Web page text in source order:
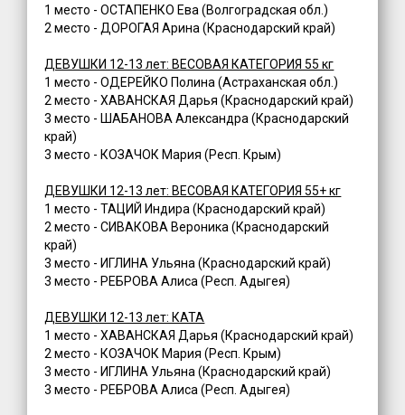
1 место - ОСТАПЕНКО Ева (Волгоградская обл.)
2 место - ДОРОГАЯ Арина (Краснодарский край)
ДЕВУШКИ 12-13 лет: ВЕСОВАЯ КАТЕГОРИЯ 55 кг
1 место - ОДЕРЕЙКО Полина (Астраханская обл.)
2 место - ХАВАНСКАЯ Дарья (Краснодарский край)
3 место - ШАБАНОВА Александра (Краснодарский
край)
3 место - КОЗАЧОК Мария (Респ. Крым)
ДЕВУШКИ 12-13 лет: ВЕСОВАЯ КАТЕГОРИЯ 55+ кг
1 место - ТАЦИЙ Индира (Краснодарский край)
2 место - СИВАКОВА Вероника (Краснодарский
край)
3 место - ИГЛИНА Ульяна (Краснодарский край)
3 место - РЕБРОВА Алиса (Респ. Адыгея)
ДЕВУШКИ 12-13 лет: КАТА
1 место - ХАВАНСКАЯ Дарья (Краснодарский край)
2 место - КОЗАЧОК Мария (Респ. Крым)
3 место - ИГЛИНА Ульяна (Краснодарский край)
3 место - РЕБРОВА Алиса (Респ. Адыгея)